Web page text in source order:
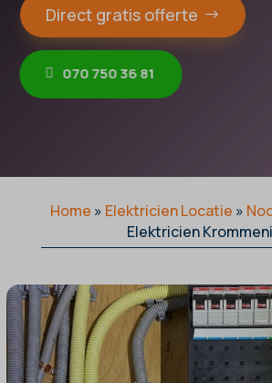
Direct gratis offerte
070 750 36 81
Home » Elektricien Locatie »
Elektricien